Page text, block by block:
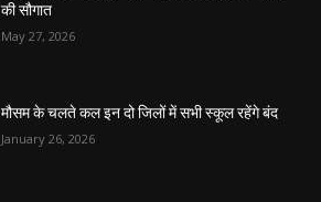
की सौगात
May 27, 2026
मौसम के चलते कल इन दो जिलों में सभी स्कूल रहेंगे बंद
January 26, 2026